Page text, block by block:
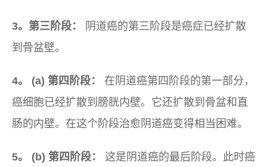
3。第三阶段：
阴道癌的第三阶段是癌症已经扩散
到骨盆壁。
4。 (a) 第四阶段：
在阴道癌第四阶段的第一部分，
癌细胞已经扩散到膀胱内壁。它还扩散到骨盆和直
肠的内壁。在这个阶段治愈阴道癌变得相当困难。
5。 (b) 第四阶段：
这是阴道癌的最后阶段。此时癌